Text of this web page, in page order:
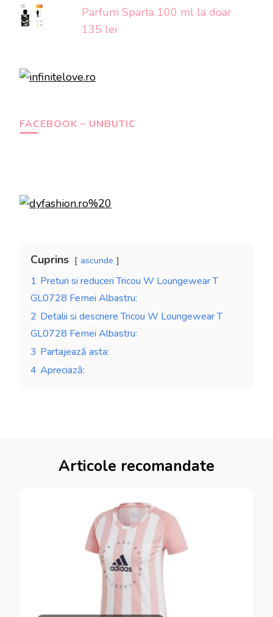
Parfum Sparta 100 ml la doar
135 lei
FACEBOOK – UNBUTIC
Cuprins ascunde
1 Preturi si reduceri Tricou W Loungewear T
GL0728 Femei Albastru:
2 Detalii si descriere Tricou W Loungewear T
GL0728 Femei Albastru:
3 Partajează asta:
4 Apreciază:
Articole recomandate